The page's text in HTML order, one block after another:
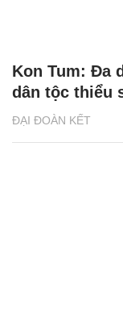
ĐẠI ĐOÀN KẾT
Kon Tum: Đa
dân tộc thiểu